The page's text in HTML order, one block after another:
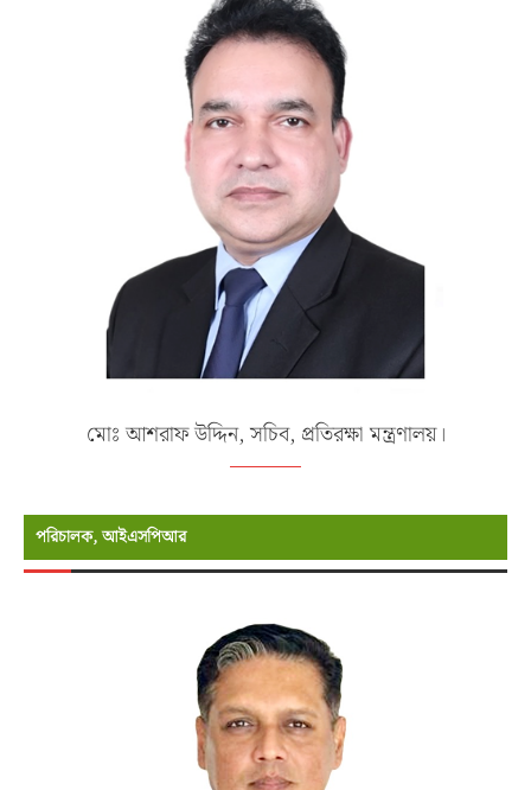
মোঃ আশরাফ উদ্দিন, সচিব, প্রতিরক্ষা মন্ত্রণালয়।
পরিচালক, আইএসপিআর